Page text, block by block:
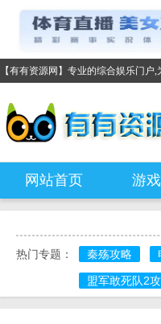
【有有资源网】专业的综合娱乐门
网站首页 游
热门专题： 秦殇攻略
盟军敢死队2